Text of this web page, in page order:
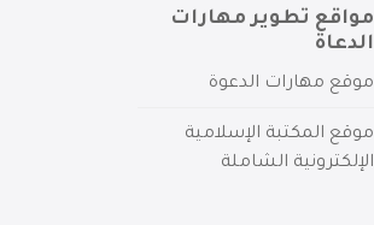
مواقع تطوير مهارات
الدعاة
موقع مهارات الدعوة
موقع المكتبة الإسلامية
الإلكترونية الشاملة